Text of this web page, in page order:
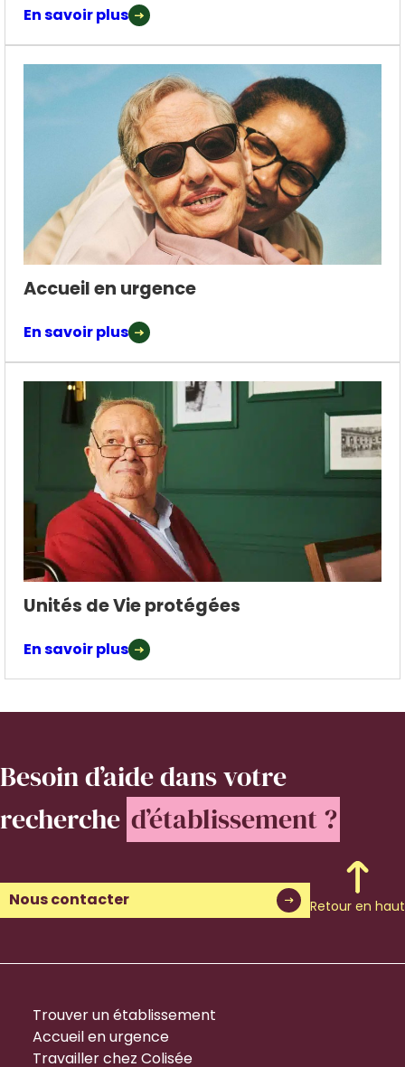
En savoir plus
Accueil en urgence
En savoir plus
Unités de Vie protégées
En savoir plus
Besoin d’aidedans votre
recherche d’établissement ?
Nous contacter Retour en haut
Trouver un établissement
Accueil en urgence
Travailler chez Colisée